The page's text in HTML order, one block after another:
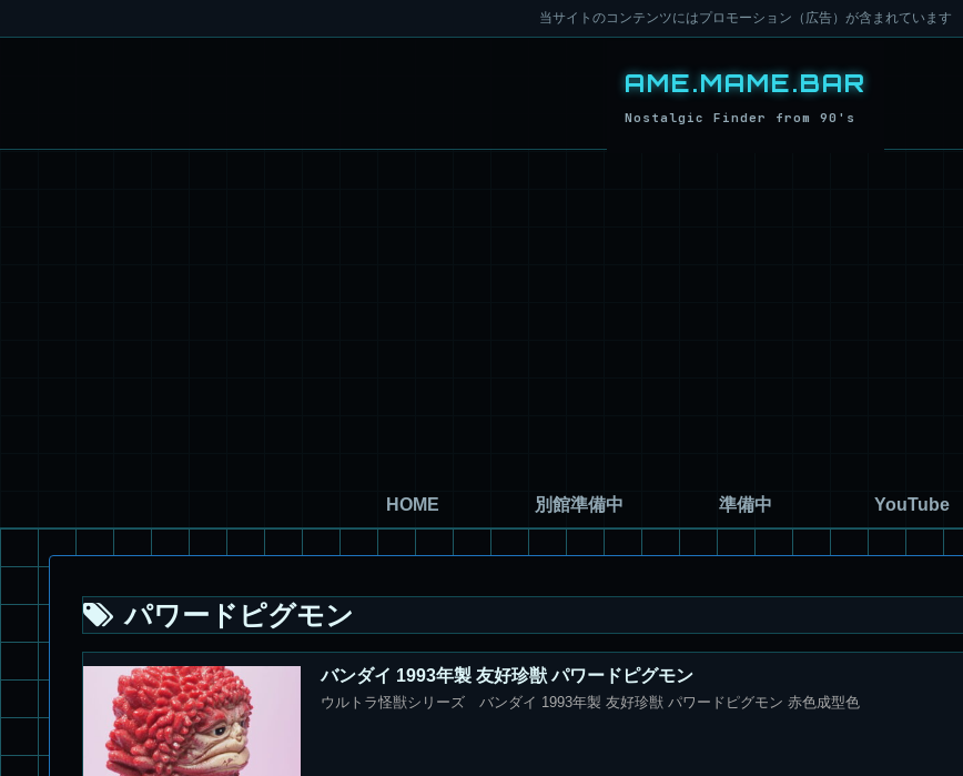
当サイトのコンテンツにはプロモーション（広告）が含まれています
HOME 別館準備中 準備中 YouTube
パワードピグモン
バンダイ 1993年製 友好珍獣 パワードピグモン
ウルトラ怪獣シリーズ バンダイ 1993年製 友好珍獣 パワードピグモン 赤色成型色